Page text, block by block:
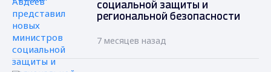
социальной защиты и
региональной безопасности
7 месяцев назад